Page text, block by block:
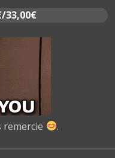
33,00€
remercie .